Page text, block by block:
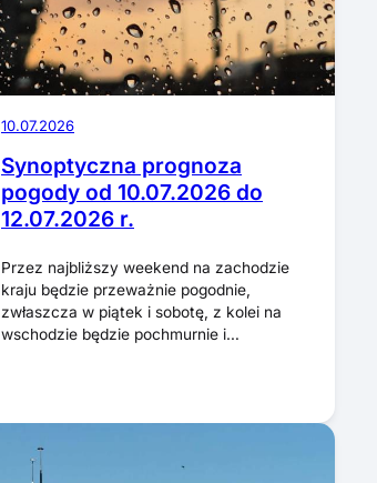
10.07.2026
Synoptyczna prognoza
pogody od 10.07.2026 do
12.07.2026 r.
Przez najbliższy weekend na zachodzie
kraju będzie przeważnie pogodnie,
zwłaszcza w piątek i sobotę, z kolei na
wschodzie będzie pochmurnie i…